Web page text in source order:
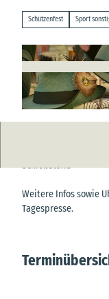
Schützenfest Sport
Volks- und
Schießstand
Weitere Infos sowie
Tagespresse.